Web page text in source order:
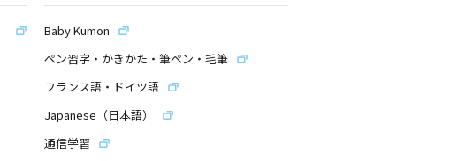
Baby Kumon
ペン習字・かきかた・筆ペン・毛筆
フランス語・ドイツ語
Japanese（日本語）
通信学習